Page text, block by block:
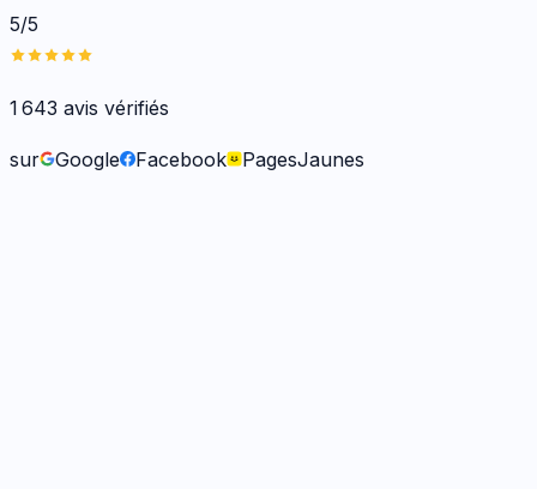
5/5
1 643 avis vérifiés
sur Google Facebook PagesJaunes